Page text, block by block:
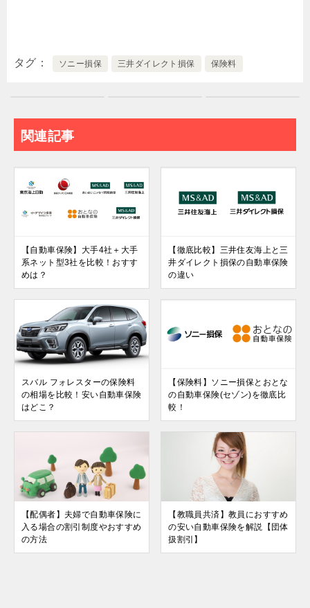
タグ ソニー損保 三井ダイレクト損保 保険料
関連記事
【自動車保険】大手4社＋大手
系ネット型3社を比較！おすす
めは？
【徹底比較】三井住友海上と三
井ダイレクト損保の自動車保険
の違い
スバル フォレスターの保険料
の相場を比較！安い自動車保険
はどこ？
【保険料】ソニー損保とおとな
の自動車保険(セゾン)を徹底比
較！
【配偶者】夫婦で自動車保険に
入る場合の割引制度やおすすめ
の方法
【教職員共済】教員におすすめ
の安い自動車保険を解説【団体
扱割引】